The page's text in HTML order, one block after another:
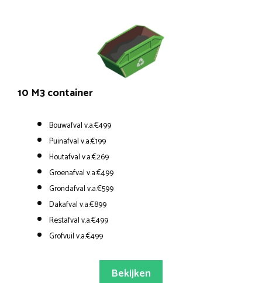
10 M3 container
Bouwafval v.a.€499
Puinafval v.a.€199
Houtafval v.a.€269
Groenafval v.a.€499
Grondafval v.a.€599
Dakafval v.a.€899
Restafval v.a.€499
Grofvuil v.a.€499
Bekijken